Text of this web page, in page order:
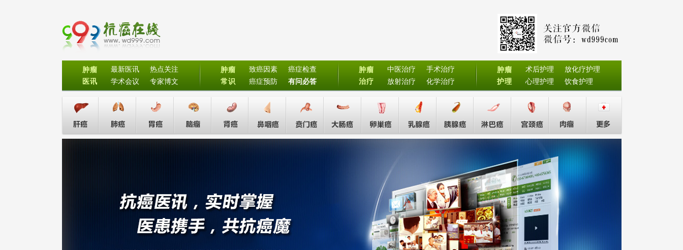
肿瘤
医讯
最新医讯
热点关注
学术会议
专家博文
肿瘤
常识
致癌因素
癌症检查
癌症预防
有问必答
肿瘤
治疗
中医治疗
手术治疗
放射治疗
化学治疗
肿瘤
护理
术后护理
放化疗护理
心理护理
饮食护理